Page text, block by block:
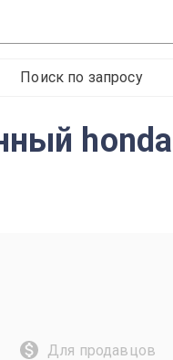
Поиск по запросу
Для продавцов